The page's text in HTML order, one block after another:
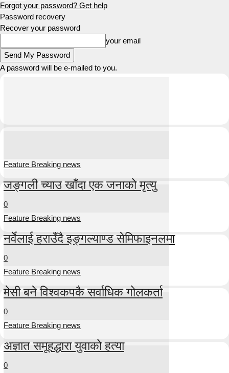
Forgot your password? Get help
Password recovery
Recover your password
your email
A password will be e-mailed to you.
Feature Breaking news
जङ्गली च्याउ खाँदा एक जनाको मृत्यु
0
Feature Breaking news
नर्वेलाई हराउँदै इङ्गल्याण्ड सेमिफाइनलमा
0
Feature Breaking news
मेसी बने विश्वकपकै सर्वाधिक गोलकर्ता
0
Feature Breaking news
अज्ञात समूहद्धारा युवाको हत्या
0